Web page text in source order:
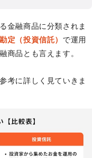
金融商品に分類されま
定（投資信託） で運用
商品とも言えます。
考に詳しく見ていきま